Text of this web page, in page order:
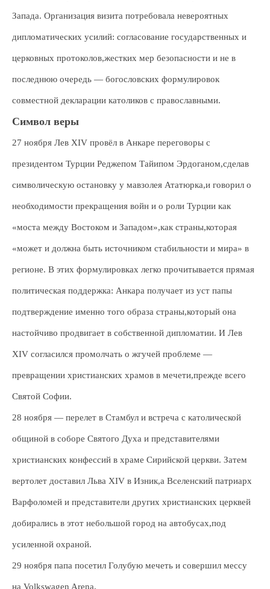
Запада. Организация визита потребовала невероятных
дипломатических усилий: согласование государственных и
церковных протоколов,жестких мер безопасности и не в
последнюю очередь — богословских формулировок
совместной декларации католиков с православными.
Символ веры
27 ноября Лев XIV провёл в Анкаре переговоры с
президентом Турции Реджепом Тайипом Эрдоганом,сделав
символическую остановку у мавзолея Ататюрка,и говорил о
необходимости прекращения войн и о роли Турции как
«моста между Востоком и Западом»,как страны,которая
«может и должна быть источником стабильности и мира» в
регионе. В этих формулировках легко прочитывается прямая
политическая поддержка: Анкара получает из уст папы
подтверждение именно того образа страны,который она
настойчиво продвигает в собственной дипломатии. И Лев
XIV согласился промолчать о жгучей проблеме —
превращении христианских храмов в мечети,прежде всего
Святой Софии.
28 ноября — перелет в Стамбул и встреча с католической
общиной в соборе Святого Духа и представителями
христианских конфессий в храме Сирийской церкви. Затем
вертолет доставил Льва XIV в Изник,а Вселенский патриарх
Варфоломей и представители других христианских церквей
добирались в этот небольшой город на автобусах,под
усиленной охраной.
29 ноября папа посетил Голубую мечеть и совершил мессу
на Volkswagen Arena.